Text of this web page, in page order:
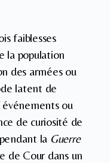
faiblesses
la population
des armées ou
latent de
ou
de curiosité de
la Guerre
de Cour dans un